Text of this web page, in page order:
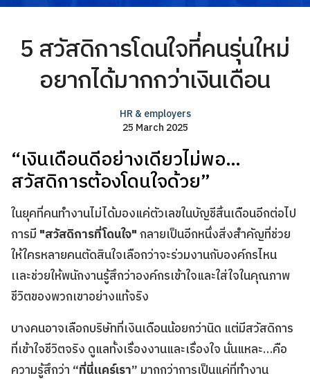
HR & employers
25 March 2025
5 สวัสดิการโดนใจที่คนรุ่นใหม่
อยากได้มากกว่าเงินเดือน
“เงินเดือนดีอย่างเดียวไม่พอ…
สวัสดิการต้องโดนใจด้วย”
ในยุคที่คนทำงานไม่ได้มองแค่ตัวเลขในบัญชีสิ้นเดือนอีกต่อไป
การมี "สวัสดิการที่โดนใจ"กลายเป็นอีกหนึ่งสิ่งสำคัญที่ช่วย
ให้ใครหลายคนตัดสินใจเลือกว่าจะร่วมงานกับองค์กรไหน
เเละช่วยให้พนักงานรู้สึกว่าองค์กรเข้าใจและใส่ใจในคุณภาพ
ชีวิตของพวกเขาอย่างแท้จริง
บางคนอาจเลือกบริษัทที่เงินเดือนน้อยกว่านิด แต่มีสวัสดิการ
ที่เข้าใจชีวิตจริง ดูแลทั้งเรื่องงานและเรื่องใจ นั่นแหละ…คือ
ความรู้สึกว่า “ที่นี่แคร์เรา” มากกว่าการเป็นแค่ที่ทำงาน